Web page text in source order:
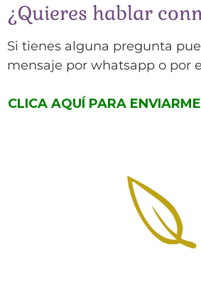
¿Quieres hablar
Si tienes alguna pregunta
mensaje por whatsapp o por
CLICA AQUÍ PARA